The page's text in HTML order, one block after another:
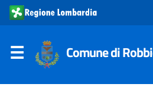
Comune di